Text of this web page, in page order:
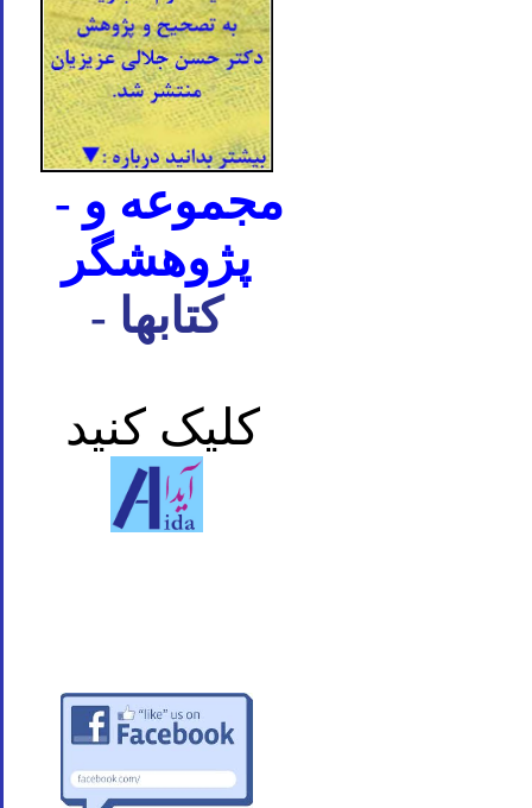
- مجموعه و
پژوهشگر
- کتابها
کلیک کنید